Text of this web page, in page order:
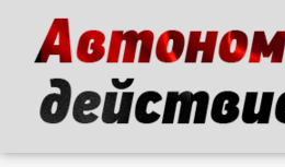
основному
содержанию